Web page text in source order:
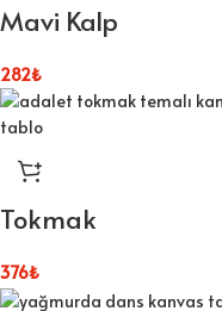
Mavi Kalp
282₺
Tokmak
376₺